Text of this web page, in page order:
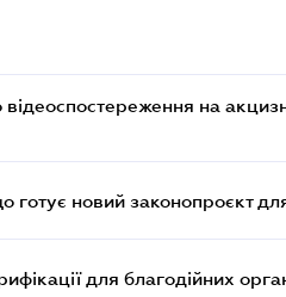
на
готує новий законопроєкт
для благодійних